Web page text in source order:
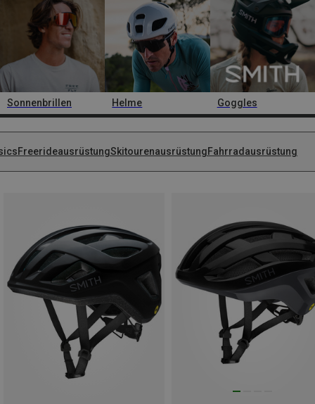
Sonnenbrillen Helme Goggles
FreerideausrüstungSkitourenausrüstungFahrradausrüstung